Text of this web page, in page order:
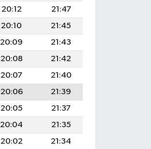
20:12
21:47
20:10
21:45
20:09
21:43
20:08
21:42
20:07
21:40
20:06
21:39
20:05
21:37
20:04
21:35
20:02
21:34